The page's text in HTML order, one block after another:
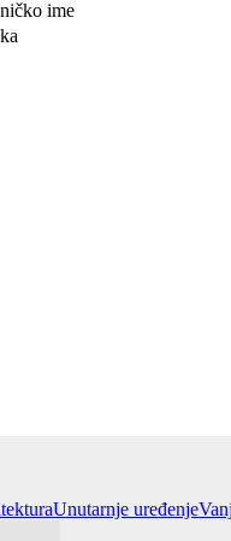
ime
Unutarnje uređenje